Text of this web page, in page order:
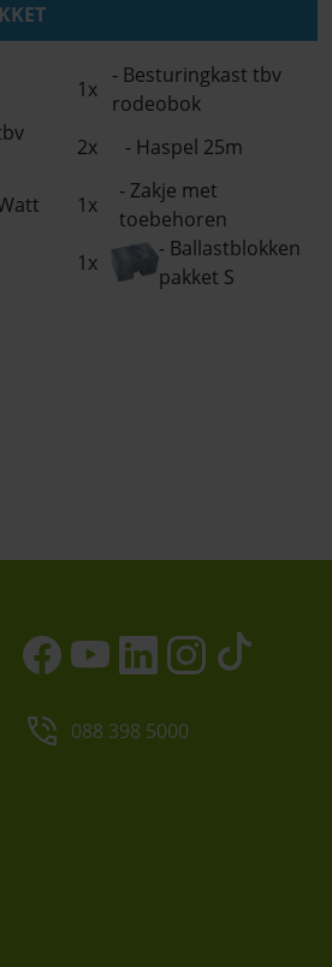
1x
- Besturingkast tbv
rodeobok
2x - Haspel 25m
1x
- Zakje met
toebehoren
1x
- Ballastblokken
pakket S
088 398 5000